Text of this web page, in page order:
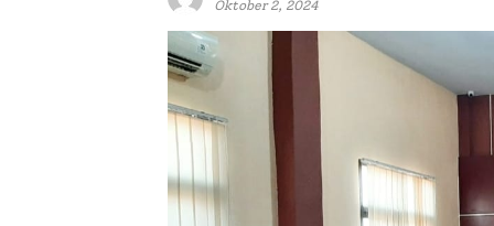
Oktober 2, 2024